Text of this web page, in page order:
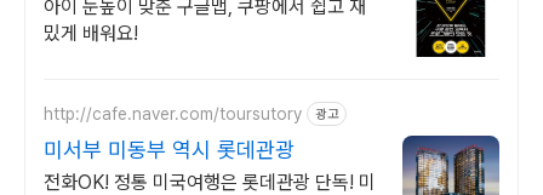
아이 눈높이 맞춘 구글맵, 쿠팡에서 쉽고 재
밌게 배워요!
http://cafe.naver.com/toursutory 광고
미서부 미동부 역시 롯데관광
전화OK! 정통 미국여행은 롯데관광 단독! 미